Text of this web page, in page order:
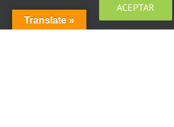
Acceso plataforma de teleformación
Translate »
ACEPTAR